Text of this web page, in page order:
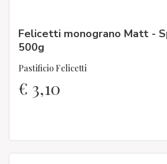
Felicetti monograno Matt -
500g
Pastificio Felicetti
€ 3,10